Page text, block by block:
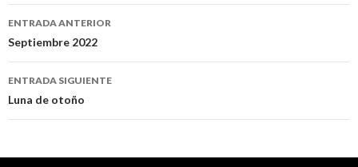
Navegación
de
entradas
ENTRADA ANTERIOR
Septiembre 2022
ENTRADA SIGUIENTE
Luna de otoño